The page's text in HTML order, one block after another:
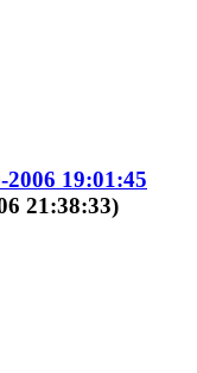
2006 19:01:45
21:38:33)